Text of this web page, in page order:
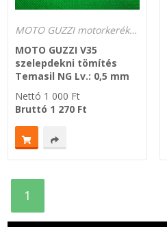
MOTO GUZZI motorkerékpár tömítések
MOTO GUZZI V35
szelepdekni tömítés
Temasil NG Lv.: 0,5 mm
Nettó 1 000 Ft
Bruttó 1 270 Ft
1